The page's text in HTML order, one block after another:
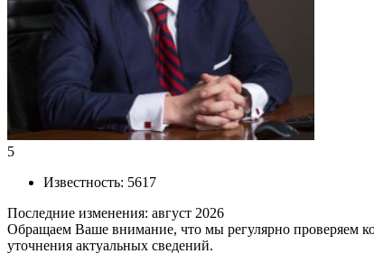
5
Известность: 5617
Последние изменения: август 2026
Обращаем Ваше внимание, что мы регулярно проверяем
уточнения актуальных сведений.